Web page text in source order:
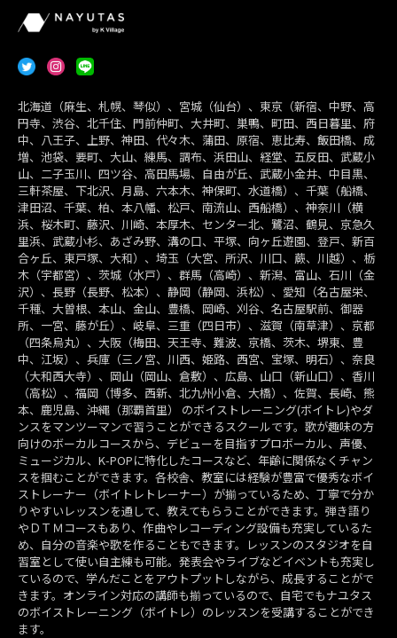
北海道（麻生、札幌、琴似）、宮城（仙台）、東京（新宿、中野、高
円寺、渋谷、北千住、門前仲町、大井町、巣鴨、町田、西日暮里、府
中、八王子、上野、神田、代々木、蒲田、原宿、恵比寿、飯田橋、成
増、池袋、要町、大山、練馬、調布、浜田山、経堂、五反田、武蔵小
山、二子玉川、四ツ谷、高田馬場、自由が丘、武蔵小金井、中目黒、
三軒茶屋、下北沢、月島、六本木、神保町、水道橋）、千葉（船橋、
津田沼、千葉、柏、本八幡、松戸、南流山、西船橋）、神奈川（横
浜、桜木町、藤沢、川崎、本厚木、センター北、鷺沼、鶴見、京急久
里浜、武蔵小杉、あざみ野、溝の口、平塚、向ヶ丘遊園、登戸、新百
合ヶ丘、東戸塚、大和）、埼玉（大宮、所沢、川口、蕨、川越）、栃
木（宇都宮）、茨城（水戸）、群馬（高崎）、新潟、富山、石川（金
沢）、長野（長野、松本）、静岡（静岡、浜松）、愛知（名古屋栄、
千種、大曽根、本山、金山、豊橋、岡崎、刈谷、名古屋駅前、御器
所、一宮、藤が丘）、岐阜、三重（四日市）、滋賀（南草津）、京都
（四条烏丸）、大阪（梅田、天王寺、難波、京橋、茨木、堺東、豊
中、江坂）、兵庫（三ノ宮、川西、姫路、西宮、宝塚、明石）、奈良
（大和西大寺）、岡山（岡山、倉敷）、広島、山口（新山口）、香川
（高松）、福岡（博多、西新、北九州小倉、大橋）、佐賀、長崎、熊
本、鹿児島、沖縄（那覇首里） のボイストレーニング(ボイトレ)やダ
ンスをマンツーマンで習うことができるスクールです。歌が趣味の方
向けのボーカルコースから、デビューを目指すプロボーカル、声優、
ミュージカル、K-POPに特化したコースなど、年齢に関係なくチャン
スを掴むことができます。各校舎、教室には経験が豊富で優秀なボイ
ストレーナー（ボイトレトレーナー）が揃っているため、丁寧で分か
りやすいレッスンを通して、教えてもらうことができます。弾き語り
やＤＴＭコースもあり、作曲やレコーディング設備も充実しているた
め、自分の音楽や歌を作ることもできます。レッスンのスタジオを自
習室として使い自主練も可能。発表会やライブなどイベントも充実し
ているので、学んだことをアウトプットしながら、成長することがで
きます。オンライン対応の講師も揃っているので、自宅でもナユタス
のボイストレーニング（ボイトレ）のレッスンを受講することができ
ます。